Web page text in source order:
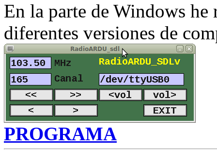
En la parte de Windows he
diferentes versiones de
PROGRAMA